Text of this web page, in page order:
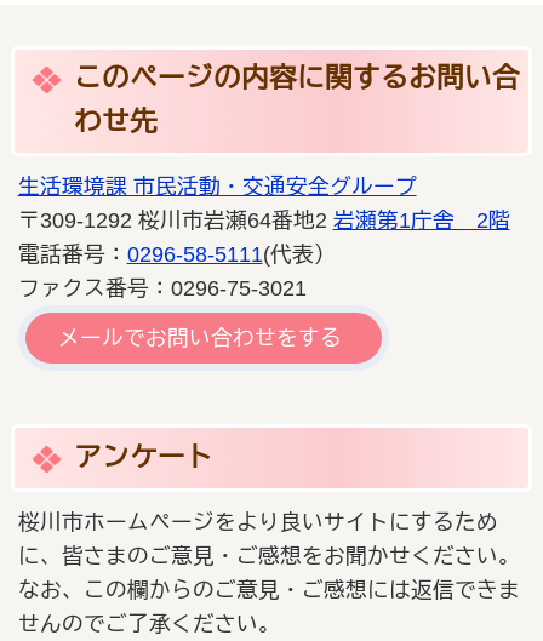
このページの内容に関するお問い合
わせ先
生活環境課 市民活動・交通安全グループ
〒309-1292 桜川市岩瀬64番地2 岩瀬第1庁舎 2階
電話番号： 0296-58-5111(代表）
ファクス番号：0296-75-3021
メールでお問い合わせをする
アンケート
桜川市ホームページをより良いサイトにするため
に、皆さまのご意見・ご感想をお聞かせください。
なお、この欄からのご意見・ご感想には返信できま
せんのでご了承ください。